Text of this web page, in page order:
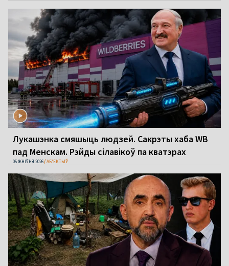
Лукашэнка смяшыць людзей. Сакрэты хаба WB
пад Менскам. Рэйды сілавікоў па кватэрах
05 ЖНІЎНЯ 2026 АБ'ЕКТЫЎ